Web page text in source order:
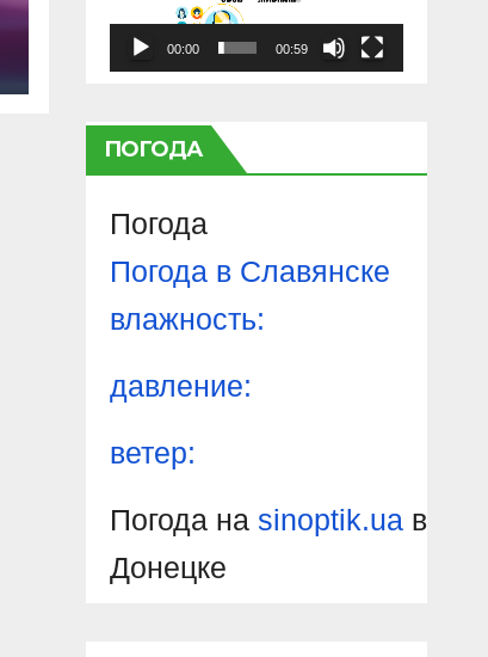
00:00 00:59
ПОГОДА
Погода
Погода в Славянске
влажность:
давление:
ветер:
Погода на sinoptik.uaв
Донецке